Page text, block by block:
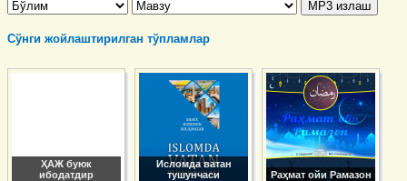
Сўнги жойлаштирилган тўпламлар
ҲАЖ буюк
ибодатдир
Исломда ватан
тушунчаси
Раҳмат ойи Рамазон